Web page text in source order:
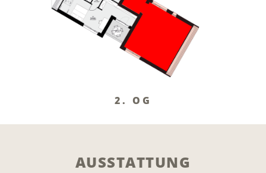
2. OG
AUSSTATTUNG